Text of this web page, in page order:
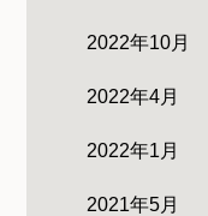
2022年10月
2022年4月
2022年1月
2021年5月